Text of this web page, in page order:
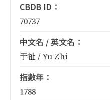
CBDB ID：
70737
中文名 / 英文名：
于祉 / Yu Zhi
指數年：
1788